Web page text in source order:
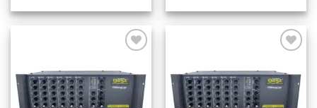
wishlist
wishlist